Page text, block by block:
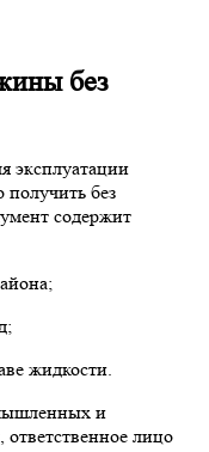
без
эксплуатации
получить без
содержит
жидкости.
и
лицо